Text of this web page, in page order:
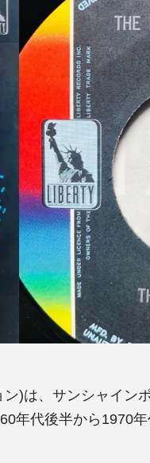
)は、サンシャイン
年代後半から1970